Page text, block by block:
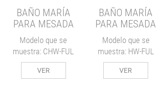
BAÑO MARÍA
PARA MESADA
Modelo que se
muestra: CHW-FUL
VER
BAÑO MARÍA
PARA MESADA
Modelo que se
muestra: HW-FUL
VER